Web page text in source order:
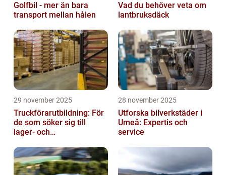
Golfbil - mer än bara
transport mellan hålen
Vad du behöver veta om
lantbruksdäck
29 november 2025
Truckförarutbildning: För
de som söker sig till
lager- och
28 november 2025
Utforska bilverkstäder i
Umeå: Expertis och
service